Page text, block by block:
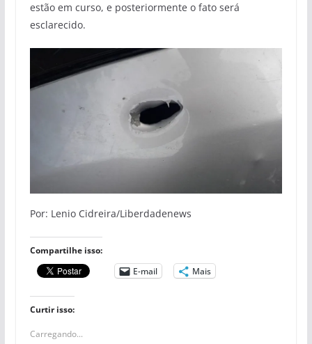
estão em curso, e posteriormente o fato será
esclarecido.
Por: Lenio Cidreira/Liberdadenews
Compartilhe isso:
E-mail
Mais
Curtir isso:
Carregando...